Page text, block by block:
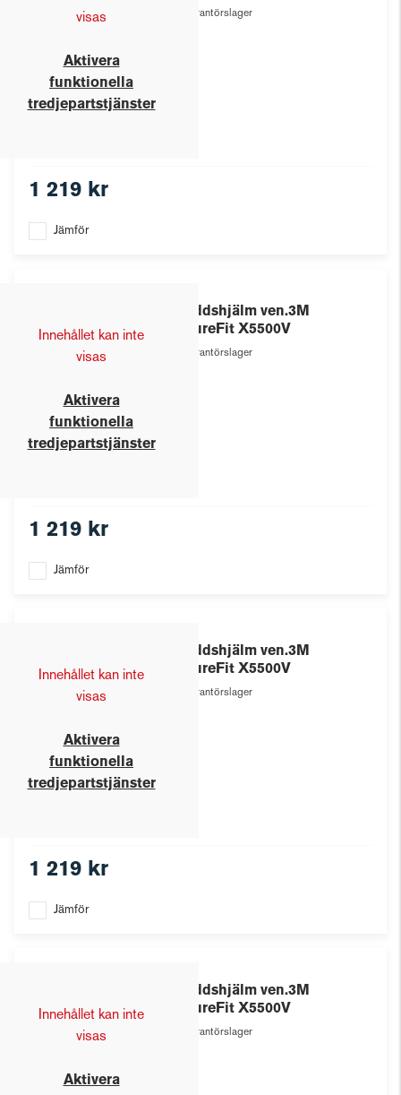
visas
Aktivera
funktionella
tredjepartstjänster
Leverantörslager
1 219 kr
Jämför
Innehållet kan inte
visas
Aktivera
funktionella
tredjepartstjänster
Skyddshjälm ven.3M
SecureFit X5500V
Leverantörslager
1 219 kr
Jämför
Innehållet kan inte
visas
Aktivera
funktionella
tredjepartstjänster
Skyddshjälm ven.3M
SecureFit X5500V
Leverantörslager
1 219 kr
Jämför
Innehållet kan inte
visas
Aktivera
Skyddshjälm ven.3M
SecureFit X5500V
Leverantörslager